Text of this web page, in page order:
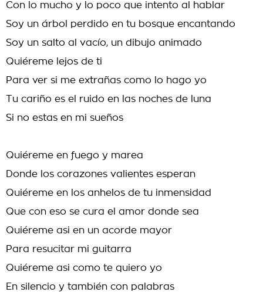
Con lo mucho y lo poco que intento al hablar
Soy un árbol perdido en tu bosque encantando
Soy un salto al vacío, un dibujo animado
Quiéreme lejos de ti
Para ver si me extrañas como lo hago yo
Tu cariño es el ruido en las noches de luna
Si no estas en mi sueños
Quiéreme en fuego y marea
Donde los corazones valientes esperan
Quiéreme en los anhelos de tu inmensidad
Que con eso se cura el amor donde sea
Quiéreme asi en un acorde mayor
Para resucitar mi guitarra
Quiéreme asi como te quiero yo
En silencio y también con palabras